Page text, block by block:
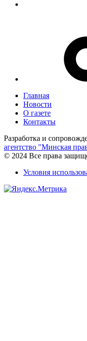
Главная
Новости
О газете
Контакты
Разработка и
агентство "Минская
© 2024 Все права
Условия